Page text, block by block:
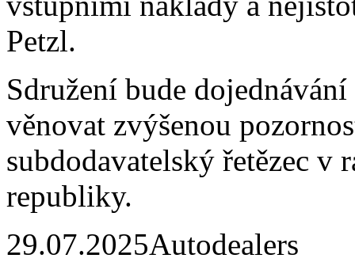
Petzl.
Sdružení bude
věnovat zvýšenou
subdodavatelský řetězec v
republiky.
29.07.2025Autodealers